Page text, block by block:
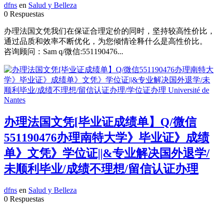
dfns en Salud y Belleza
0 Respuestas
办理法国文凭我们在保证合理定价的同时，坚持较高性价比，
通过品质和效率不断优化，为您倾情诠释什么是高性价比。
咨询顾问：Sam q/微信:551190476...
办理法国文凭[毕业证成绩单】Q/微信
551190476办理南特大学》毕业证》成绩
单》文凭》学位证||&专业解决国外退学/
未顺利毕业/成绩不理想/留信认证办理
dfns en Salud y Belleza
0 Respuestas